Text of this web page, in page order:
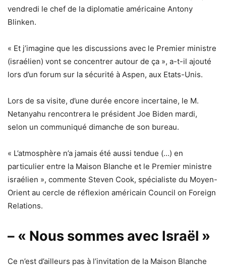
vendredi le chef de la diplomatie américaine Antony
Blinken.
« Et j’imagine que les discussions avec le Premier ministre
(israélien) vont se concentrer autour de ça », a-t-il ajouté
lors d’un forum sur la sécurité à Aspen, aux Etats-Unis.
Lors de sa visite, d’une durée encore incertaine, le M.
Netanyahu rencontrera le président Joe Biden mardi,
selon un communiqué dimanche de son bureau.
« L’atmosphère n’a jamais été aussi tendue (…) en
particulier entre la Maison Blanche et le Premier ministre
israélien », commente Steven Cook, spécialiste du Moyen-
Orient au cercle de réflexion américain Council on Foreign
Relations.
– « Nous sommes avec Israël »
Ce n’est d’ailleurs pas à l’invitation de la Maison Blanche